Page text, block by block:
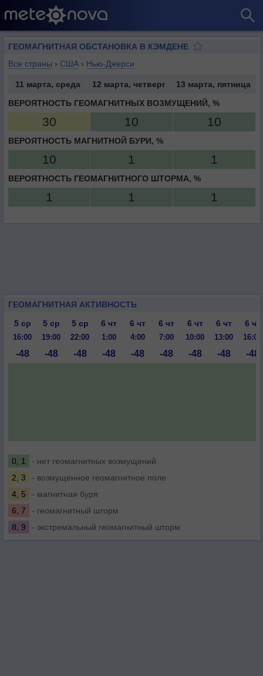
ГЕОМАГНИТНАЯ ОБСТАНОВКА В КЭМДЕНЕ
Все страны › США › Нью-Джерси
11 марта, среда 12 марта, четверг
13 марта, пятница
ВЕРОЯТНОСТЬ ГЕОМАГНИТНЫХ ВОЗМУЩЕНИЙ, %
30 10 10
ВЕРОЯТНОСТЬ МАГНИТНОЙ БУРИ, %
10 1 1
ВЕРОЯТНОСТЬ ГЕОМАГНИТНОГО ШТОРМА, %
1 1 1
ГЕОМАГНИТНАЯ АКТИВНОСТЬ
5 ср
5 ср 5 ср 6 чт 6 чт 6 чт 6 чт 6 чт 6 чт
16:00 19:00 22:00 1:00 4:00 7:00 10:00 13:00 16:00
-48 -48 -48 -48 -48 -48 -48 -48 -48
0, 1
- нет геомагнитных возмущений
2, 3
- возмущенное геомагнитное поле
4, 5
- магнитная буря
6, 7
- геомагнитный шторм
8, 9
- экстремальный геомагнитный шторм